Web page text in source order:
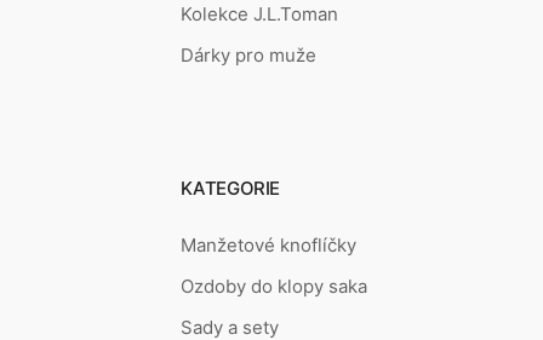
Kolekce J.L.Toman
Dárky pro muže
KATEGORIE
Manžetové knoflíčky
Ozdoby do klopy saka
Sady a sety